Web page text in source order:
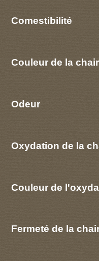
Comestibilité
Couleur de la chair
Odeur
Oxydation de la
Couleur de
Fermeté de la